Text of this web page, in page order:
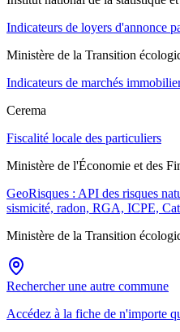
Indicateurs de loyers d'annonce
Ministère de la Transition
Indicateurs de marchés
Cerema
Fiscalité locale des particuliers
Ministère de l'Économie et des
GeoRisques : API des risques
sismicité, radon, RGA, ICPE,
Ministère de la Transition
Rechercher une autre commune
Accédez à la fiche de n'importe